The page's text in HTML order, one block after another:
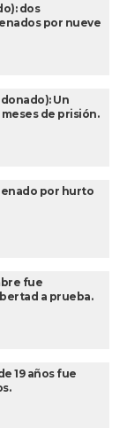
dos
por nueve
Un
de prisión.
por hurto
fue
a prueba.
19 años fue